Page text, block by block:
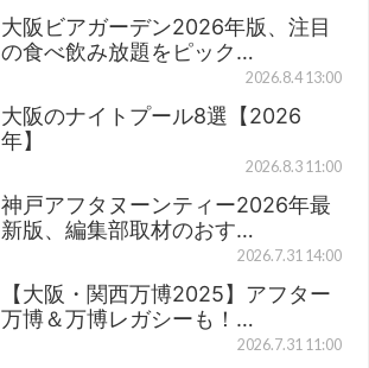
大阪ビアガーデン2026年版、注目
の食べ飲み放題をピック…
2026.8.4 13:00
大阪のナイトプール8選【2026
年】
2026.8.3 11:00
神戸アフタヌーンティー2026年最
新版、編集部取材のおす…
2026.7.31 14:00
【大阪・関西万博2025】アフター
万博＆万博レガシーも！…
2026.7.31 11:00